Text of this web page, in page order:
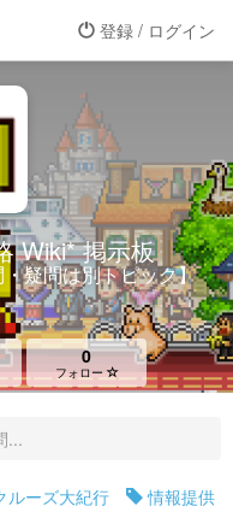
登録 / ログイン
Wiki* 掲示板
疑問は別トピック】
0
フォロー
...
ルーズ大紀行
情報提供